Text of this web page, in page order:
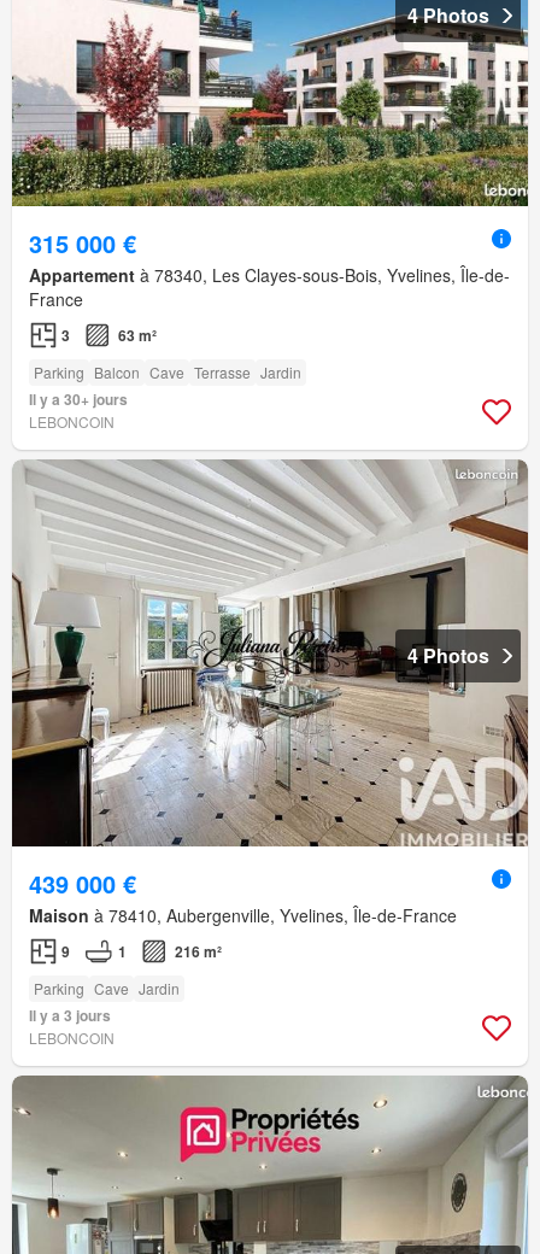
4 Photos
315 000 €
Appartement à 78340, Les Clayes-sous-Bois, Yvelines, Île-de-
France
3 63 m²
Parking Balcon Cave Terrasse Jardin
Il y a 30+ jours
LEBONCOIN
4 Photos
439 000 €
Maison à 78410, Aubergenville, Yvelines, Île-de-France
9 1 216 m²
Parking Cave Jardin
Il y a 3 jours
LEBONCOIN